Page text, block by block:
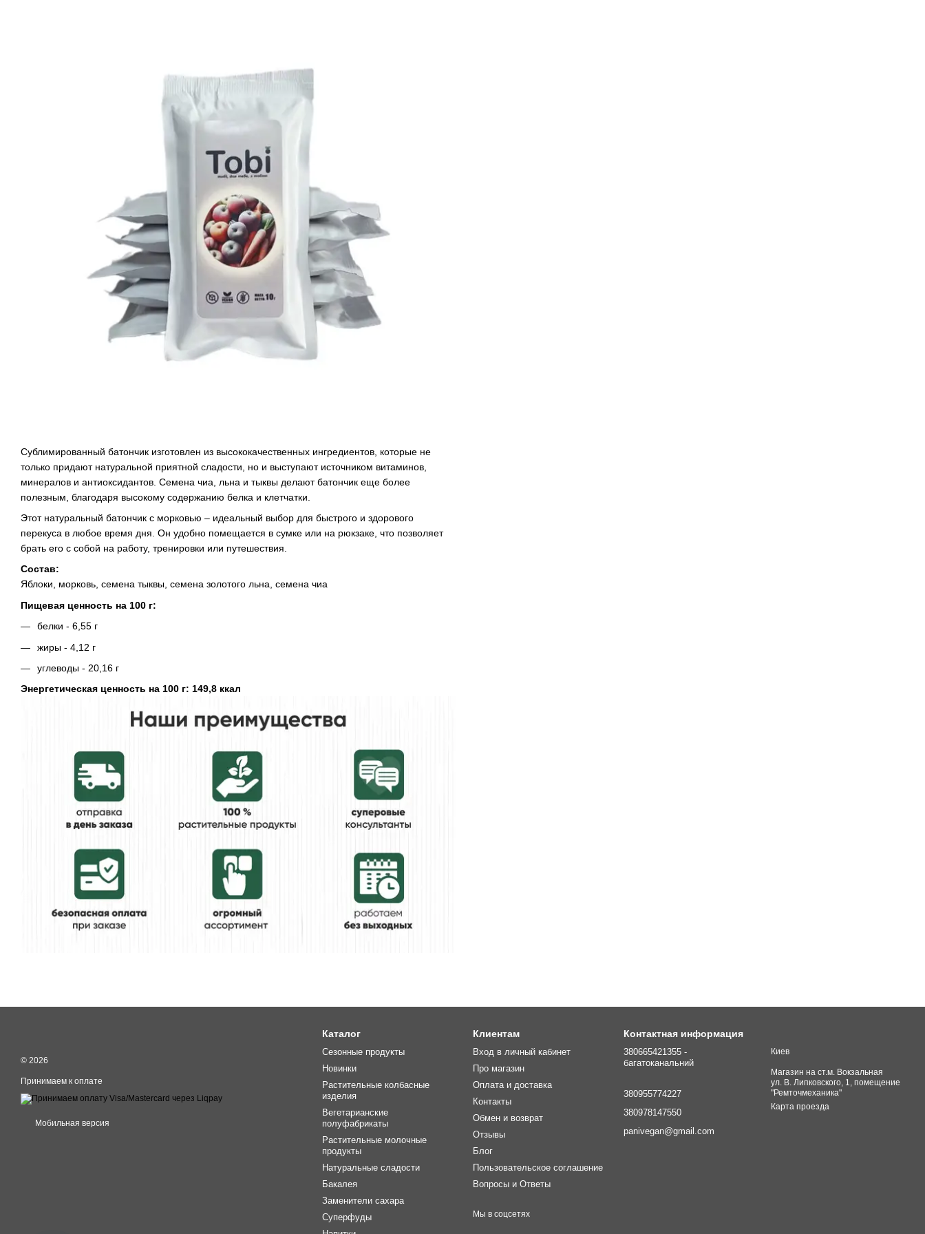
Сублимированный батончик изготовлен из высококачественных ингредиентов, которые не
только придают натуральной приятной сладости, но и выступают источником витаминов,
минералов и антиоксидантов. Семена чиа, льна и тыквы делают батончик еще более
полезным, благодаря высокому содержанию белка и клетчатки.
Этот натуральный батончик с морковью – идеальный выбор для быстрого и здорового
перекуса в любое время дня. Он удобно помещается в сумке или на рюкзаке, что позволяет
брать его с собой на работу, тренировки или путешествия.
Состав:
Яблоки, морковь, семена тыквы, семена золотого льна, семена чиа
Пищевая ценность на 100 г:
белки - 6,55 г
жиры - 4,12 г
углеводы - 20,16 г
Энергетическая ценность на 100 г: 149,8 ккал
© 2026
Принимаем к оплате
Мобильная версия
Каталог
Сезонные продукты
Новинки
Растительные колбасные
изделия
Вегетарианские
полуфабрикаты
Растительные молочные
продукты
Натуральные сладости
Бакалея
Заменители сахара
Суперфуды
Клиентам
Вход в личный кабинет
Про магазин
Оплата и доставка
Контакты
Обмен и возврат
Отзывы
Блог
Пользовательское соглашение
Вопросы и Ответы
Мы в соцсетях
Контактная информация
380665421355 -
багатоканальний
380955774227
380978147550
panivegan@gmail.com
Киев
Магазин на ст.м. Вокзальная
ул. В. Липковского, 1, помещение
"Ремточмеханика"
Карта проезда